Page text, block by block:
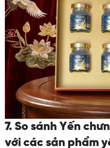
7. So sánh Yến
với các sản phẩm